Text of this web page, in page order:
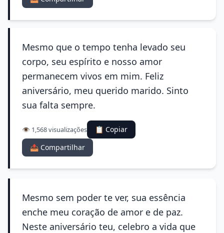
Mesmo que o tempo tenha levado seu
corpo, seu espírito e nosso amor
permanecem vivos em mim. Feliz
aniversário, meu querido marido. Sinto
sua falta sempre.
👁️ 1,568 visualizações
📋 Copiar
📤 Compartilhar
Mesmo sem poder te ver, sua essência
enche meu coração de amor e de paz.
Neste aniversário teu, celebro a vida que